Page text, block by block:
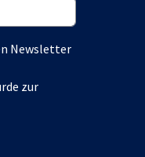
Newsletter
zur